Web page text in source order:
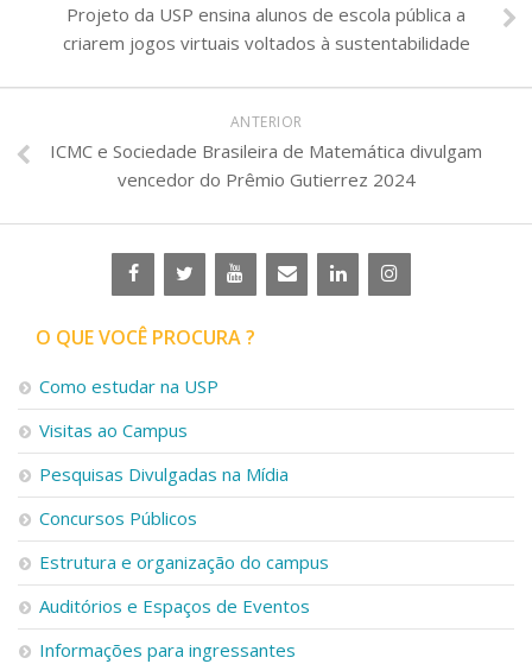
Projeto da USP ensina alunos de escola pública a
criarem jogos virtuais voltados à sustentabilidade
ANTERIOR
ICMC e Sociedade Brasileira de Matemática divulgam
vencedor do Prêmio Gutierrez 2024
O QUE VOCÊ PROCURA ?
Como estudar na USP
Visitas ao Campus
Pesquisas Divulgadas na Mídia
Concursos Públicos
Estrutura e organização do campus
Auditórios e Espaços de Eventos
Informações para ingressantes